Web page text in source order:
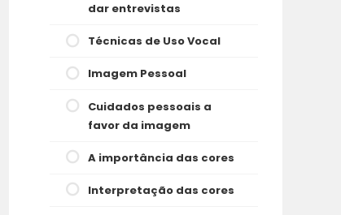
dar entrevistas
Técnicas de Uso Vocal
Imagem Pessoal
Cuidados pessoais a
favor da imagem
A importância das cores
Interpretação das cores